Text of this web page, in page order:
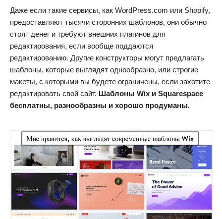
Даже если такие сервисы, как WordPress.com или Shopify,
предоставляют тысячи сторонних шаблонов, они обычно
стоят денег и требуют внешних плагинов для
редактирования, если вообще поддаются
редактированию. Другие конструкторы могут предлагать
шаблоны, которые выглядят однообразно, или строгие
макеты, с которыми вы будете ограничены, если захотите
редактировать свой сайт. Шаблоны Wix и Squarespace
бесплатны, разнообразны и хорошо продуманы.